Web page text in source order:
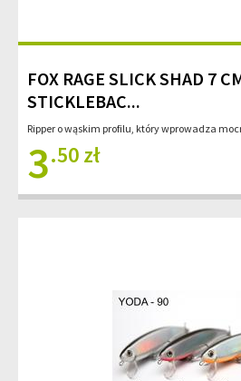
FOX RAGE SLICK SHAD 7
STICKLEBAC...
Ripper o wąskim profilu, który wprowadza
3.50 zł